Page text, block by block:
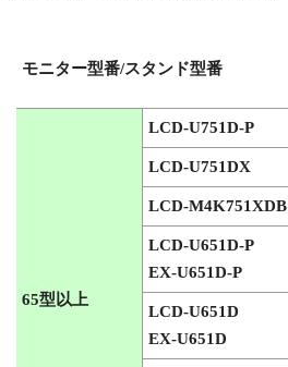
モニター型番/スタンド型番
65型以上
LCD-U751D-P
LCD-U751DX
LCD-M4K751XDB
LCD-U651D-P
EX-U651D-P
LCD-U651D
EX-U651D